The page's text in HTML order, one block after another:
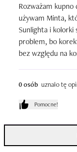
Rozważam
używam Minta,
Sunlighta i
problem, bo
bez względu na
wyprofilowany itd
Używam tego
Ilość zużytych
0 osób uznało tę
Pomocne!